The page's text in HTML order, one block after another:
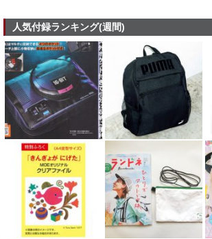
人気付録ランキング(週間)